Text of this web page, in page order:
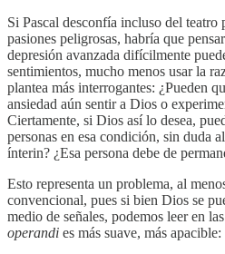
Si Pascal desconfía incluso del teatro
pasiones peligrosas, habría que
depresión avanzada difícilmente
sentimientos, mucho menos usar la
plantea más interrogantes: ¿Pueden
ansiedad aún sentir a Dios o
Ciertamente, si Dios así lo desea,
personas en esa condición, sin duda
ínterin? ¿Esa persona debe de
Esto representa un problema, al
convencional, pues si bien Dios se
medio de señales, podemos leer en
operandi es más suave, más apacible: